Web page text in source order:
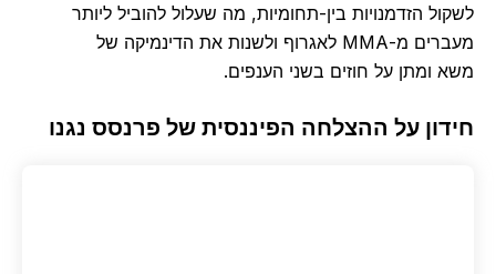
לשקול הזדמנויות בין-תחומיות, מה שעלול להוביל ליותר
מעברים מ-MMA לאגרוף ולשנות את הדינמיקה של
משא ומתן על חוזים בשני הענפים.
חידון על ההצלחה הפיננסית של פרנסס נגנו